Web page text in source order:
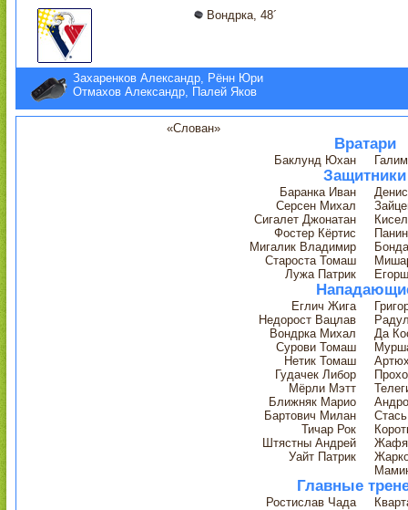
Вондрка, 48´
Захаренков Александр, Рённ Юри
Отмахов Александр, Палей Яков
«Слован»
Вратари
Баклунд Юхан
Защитники
Баранка Иван
Серсен Михал
Сигалет Джонатан
Фостер Кёртис
Мигалик Владимир
Староста Томаш
Лужа Патрик
Еглич Жига
Недорост Вацлав
Вондрка Михал
Да
Сурови Томаш
Нетик Томаш
Гудачек Либор
Мёрли Мэтт
Ближняк Марио
Бартович Милан
Тичар Рок
Штястны Андрей
Уайт Патрик
Главные
Ростислав Чада